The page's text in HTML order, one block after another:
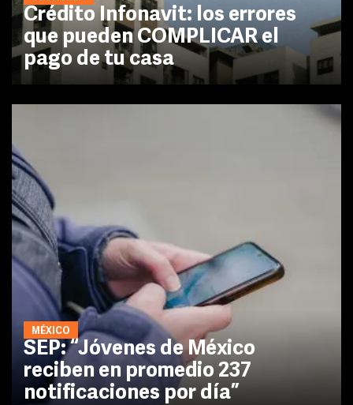
Crédito Infonavit: los errores
que pueden COMPLICAR el
pago de tu casa
MÉXICO
SEP: “Jóvenes de México
reciben en promedio 237
notificaciones por día”